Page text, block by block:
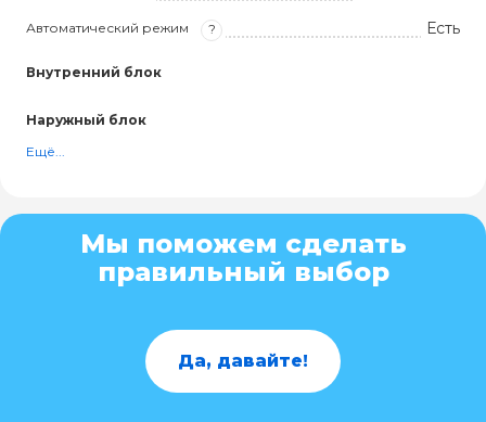
Автоматический режим ? Есть
Внутренний блок
Наружный блок
Ещё...
Мы поможем сделать
правильный выбор
Да, давайте!